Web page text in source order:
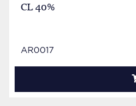
CL 40%
AR0017